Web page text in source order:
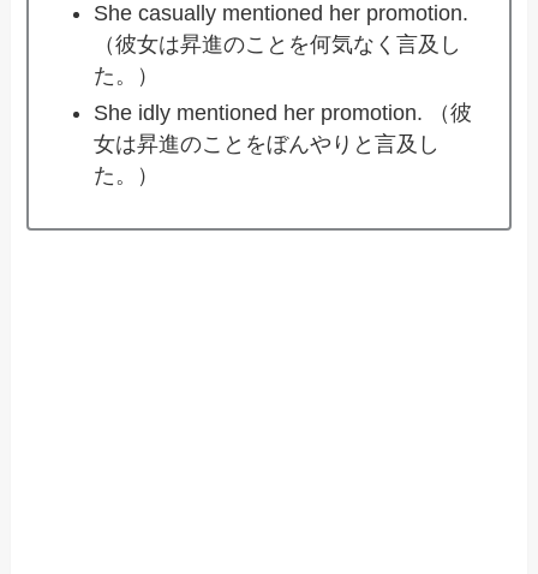
She casually mentioned her promotion.
（彼女は昇進のことを何気なく言及し
た。）
She idly mentioned her promotion. （彼
女は昇進のことをぼんやりと言及し
た。）